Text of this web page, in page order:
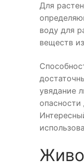
Для
воду для
веществ
увядание